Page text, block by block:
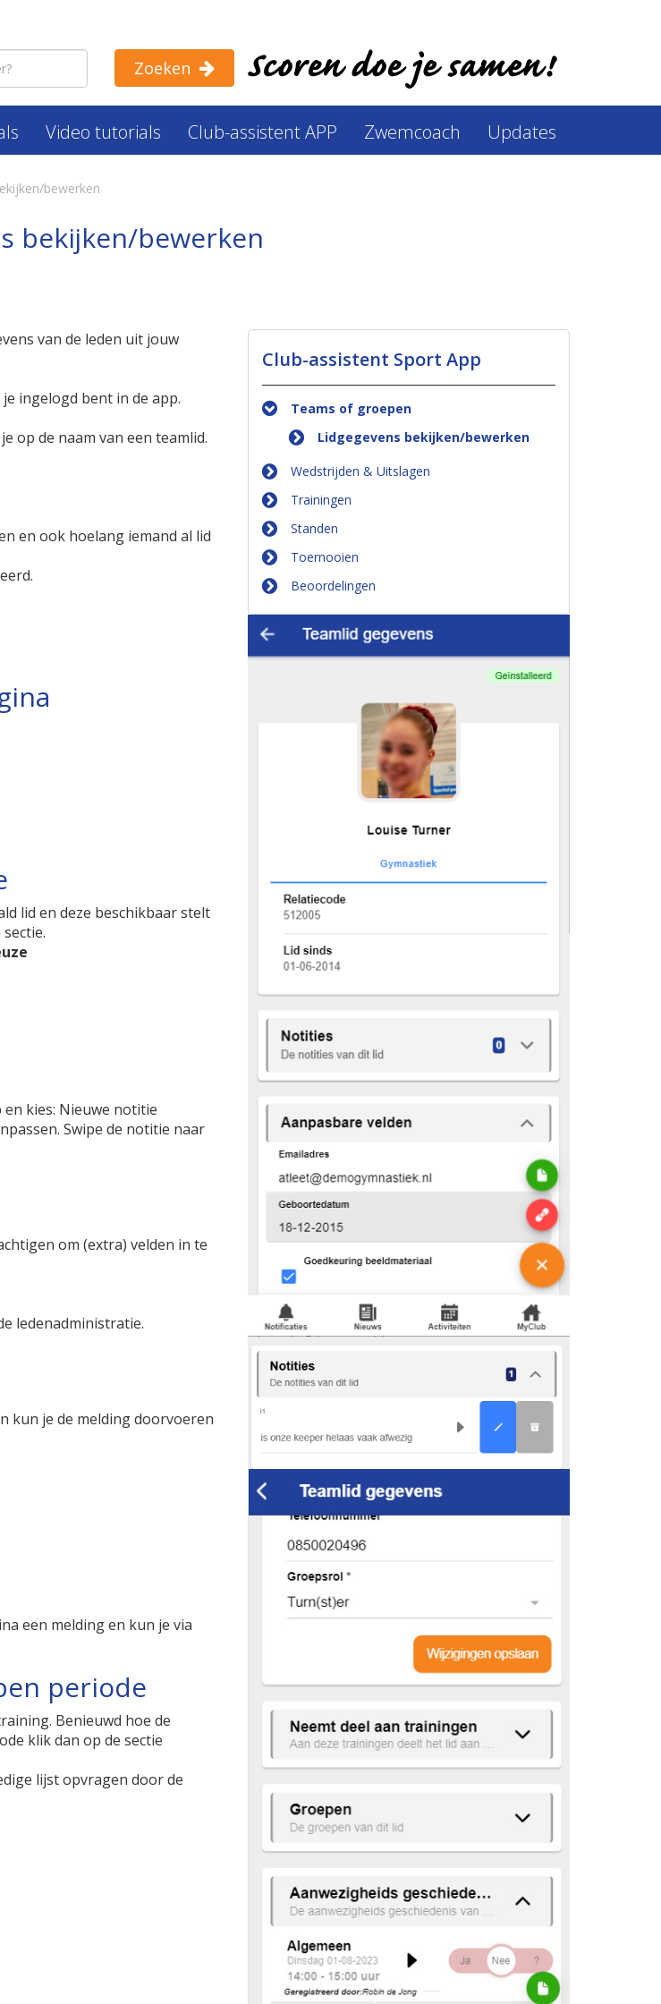
Zoeken
Video tutorials Club-assistent APP Zwemcoach Updates
bewerken
bekijken/bewerken
van de leden uit jouw
ingelogd bent in de app.
op de naam van een teamlid.
en ook hoelang iemand al lid
lid en deze beschikbaar stelt
kies: Nieuwe notitie
Swipe de notitie naar
om (extra) velden in te
ledenadministratie.
kun je de melding doorvoeren
een melding en kun je via
periode
Benieuwd hoe de
klik dan op de sectie
lijst opvragen door de
Club-assistent Sport App
Teams of groepen
Lidgegevens bekijken/bewerken
Wedstrijden & Uitslagen
Trainingen
Standen
Toernooien
Beoordelingen